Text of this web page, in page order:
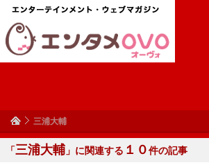
三浦大輔
「三浦大輔 」に関連する １０件の記事